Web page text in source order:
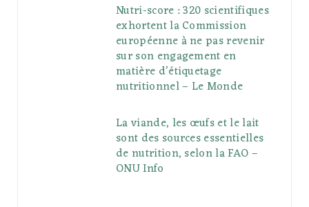
Nutri-score : 320 scientifiques
exhortent la Commission
européenne à ne pas revenir
sur son engagement en
matière d’étiquetage
nutritionnel – Le Monde
La viande, les œufs et le lait
sont des sources essentielles
de nutrition, selon la FAO –
ONU Info